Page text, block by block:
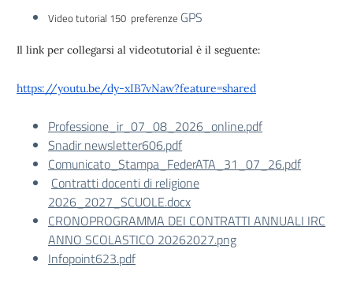
Video tutorial 150 preferenze GPS
Il link per collegarsi al videotutorial è il seguente:
https://youtu.be/dy-xIB7vNaw?feature=shared
Professione_ir_07_08_2026_online.pdf
Snadir newsletter606.pdf
Comunicato_Stampa_FederATA_31_07_26.pdf
Contratti docenti di religione
2026_2027_SCUOLE.docx
CRONOPROGRAMMA DEI CONTRATTI ANNUALI IRC
ANNO SCOLASTICO 20262027.png
Infopoint623.pdf